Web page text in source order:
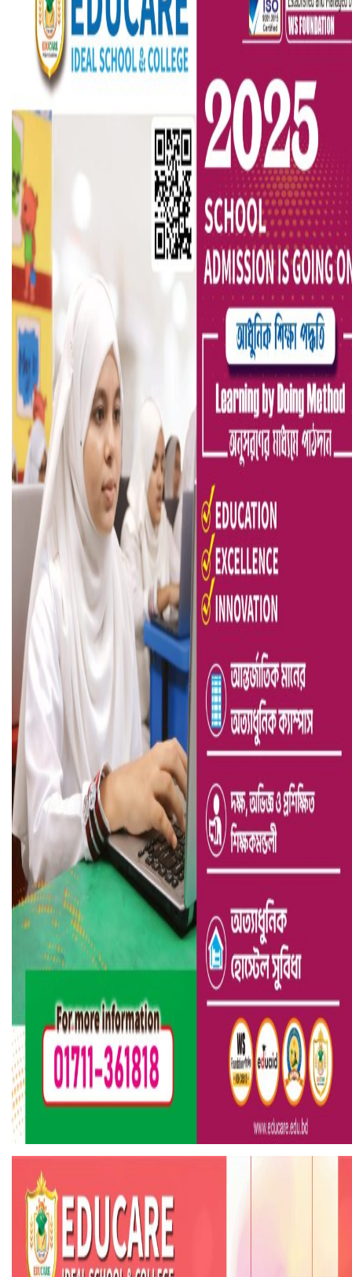
ভারতে ভয়াবহ সড়ক দুর্ঘটনা, নিহত ১৫
হলিউডে নতুন প্রেমের গুঞ্জন